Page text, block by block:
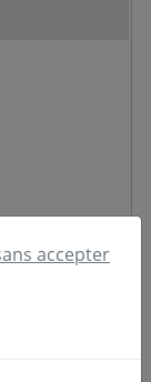
accepter